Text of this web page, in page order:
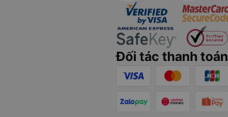
Đối tác thanh toán